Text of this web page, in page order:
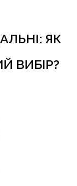
ЯК
ВИБІР?